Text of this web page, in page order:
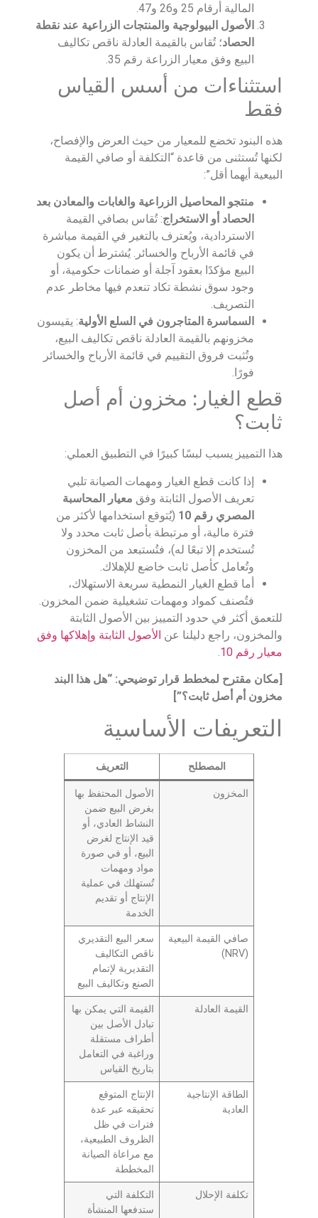
المالية أرقام 25 و26 و47.
الأصول البيولوجية والمنتجات الزراعية عند نقطة
الحصاد؛ تُقاس بالقيمة العادلة ناقص تكاليف
البيع وفق معيار الزراعة رقم 35.
استثناءات من أسس القياس
فقط
هذه البنود تخضع للمعيار من حيث العرض والإفصاح،
لكنها تُستثنى من قاعدة “التكلفة أو صافي القيمة
البيعية أيهما أقل”:
منتجو المحاصيل الزراعية والغابات والمعادن بعد
الحصاد أو الاستخراج: تُقاس بصافي القيمة
الاستردادية، ويُعترف بالتغير في القيمة مباشرة
في قائمة الأرباح والخسائر. يُشترط أن يكون
البيع مؤكدًا بعقود آجلة أو ضمانات حكومية، أو
وجود سوق نشطة تكاد تنعدم فيها مخاطر عدم
التصريف.
السماسرة المتاجرون في السلع الأولية: يقيسون
مخزونهم بالقيمة العادلة ناقص تكاليف البيع،
وتُثبت فروق التقييم في قائمة الأرباح والخسائر
فورًا.
قطع الغيار: مخزون أم أصل
ثابت؟
هذا التمييز يسبب لبسًا كبيرًا في التطبيق العملي:
إذا كانت قطع الغيار ومهمات الصيانة تلبي
تعريف الأصول الثابتة وفق معيار المحاسبة
المصري رقم 10
(يُتوقع استخدامها لأكثر من
فترة مالية، أو مرتبطة بأصل ثابت محدد ولا
تُستخدم إلا تبعًا له)، فتُستبعد من المخزون
وتُعامل كأصل ثابت خاضع للإهلاك.
أما قطع الغيار النمطية سريعة الاستهلاك،
فتُصنف كمواد ومهمات تشغيلية ضمن المخزون.
للتعمق أكثر في حدود التمييز بين الأصول الثابتة
والمخزون، راجع دليلنا عن الأصول الثابتة وإهلاكها وفق
معيار رقم 10
[مكان مقترح لمخطط قرار توضيحي: “هل هذا البند
مخزون أم أصل ثابت؟”]
التعريفات الأساسية
المصطلح التعريف
المخزون
الأصول المحتفظ بها
بغرض البيع ضمن
النشاط العادي، أو
قيد الإنتاج لغرض
البيع، أو في صورة
مواد ومهمات
تُستهلك في عملية
الإنتاج أو تقديم
الخدمة
صافي القيمة البيعية
(NRV)
سعر البيع التقديري
ناقص التكاليف
التقديرية لإتمام
الصنع وتكاليف البيع
القيمة العادلة
القيمة التي يمكن بها
تبادل الأصل بين
أطراف مستقلة
وراغبة في التعامل
بتاريخ القياس
الطاقة الإنتاجية
العادية
الإنتاج المتوقع
تحقيقه عبر عدة
فترات في ظل
الظروف الطبيعية،
مع مراعاة الصيانة
المخططة
تكلفة الإحلال
التكلفة التي
ستدفعها المنشأة